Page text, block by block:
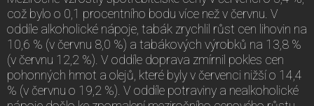
což bylo o 0,1 procentního bodu více než v červnu. V
oddíle alkoholické nápoje, tabák zrychlil růst cen lihovin na
10,6 % (v červnu 8,0 %) a tabákových výrobků na 13,8 %
(v červnu 12,2 %). V oddíle doprava zmírnil pokles cen
pohonných hmot a olejů, které byly v červenci nižší o 14,4
% (v červnu o 19,2 %). V oddíle potraviny a nealkoholické